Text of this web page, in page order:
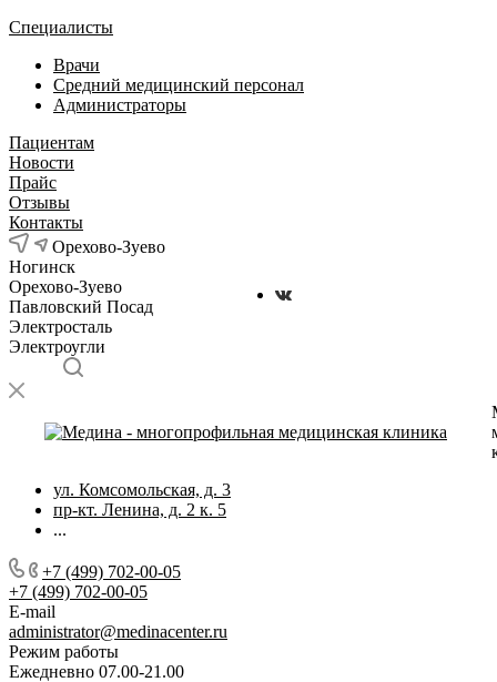
Специалисты
Врачи
Средний медицинский персонал
Администраторы
Пациентам
Новости
Прайс
Отзывы
Контакты
Орехово-Зуево
Ногинск
Орехово-Зуево
Павловский Посад
Электросталь
Электроугли
ул. Комсомольская, д. 3
пр-кт. Ленина, д. 2 к. 5
...
+7 (499) 702-00-05
+7 (499) 702-00-05
E-mail
administrator@medinacenter.ru
Режим работы
Ежедневно 07.00-21.00